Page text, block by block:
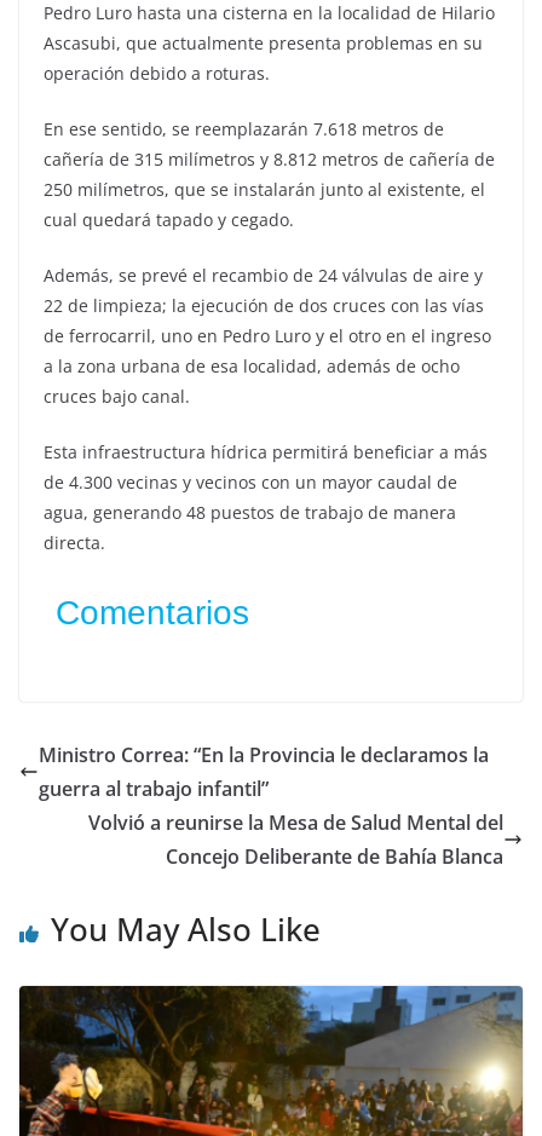
Pedro Luro hasta una cisterna en la localidad de Hilario
Ascasubi, que actualmente presenta problemas en su
operación debido a roturas.
En ese sentido, se reemplazarán 7.618 metros de
cañería de 315 milímetros y 8.812 metros de cañería de
250 milímetros, que se instalarán junto al existente, el
cual quedará tapado y cegado.
Además, se prevé el recambio de 24 válvulas de aire y
22 de limpieza; la ejecución de dos cruces con las vías
de ferrocarril, uno en Pedro Luro y el otro en el ingreso
a la zona urbana de esa localidad, además de ocho
cruces bajo canal.
Esta infraestructura hídrica permitirá beneficiar a más
de 4.300 vecinas y vecinos con un mayor caudal de
agua, generando 48 puestos de trabajo de manera
directa.
Comentarios
Ministro Correa: “En la Provincia le declaramos la
guerra al trabajo infantil”
Volvió a reunirse la Mesa de Salud Mental del
Concejo Deliberante de Bahía Blanca
You May Also Like